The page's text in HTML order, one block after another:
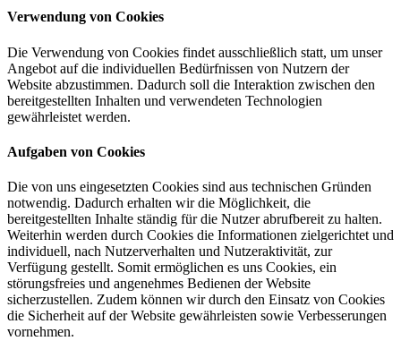
Verwendung von Cookies
Die Verwendung von Cookies findet ausschließlich statt, um unser
Angebot auf die individuellen Bedürfnissen von Nutzern der
Website abzustimmen. Dadurch soll die Interaktion zwischen den
bereitgestellten Inhalten und verwendeten Technologien
gewährleistet werden.
Aufgaben von Cookies
Die von uns eingesetzten Cookies sind aus technischen Gründen
notwendig. Dadurch erhalten wir die Möglichkeit, die
bereitgestellten Inhalte ständig für die Nutzer abrufbereit zu halten.
Weiterhin werden durch Cookies die Informationen zielgerichtet und
individuell, nach Nutzerverhalten und Nutzeraktivität, zur
Verfügung gestellt. Somit ermöglichen es uns Cookies, ein
störungsfreies und angenehmes Bedienen der Website
sicherzustellen. Zudem können wir durch den Einsatz von Cookies
die Sicherheit auf der Website gewährleisten sowie Verbesserungen
vornehmen.